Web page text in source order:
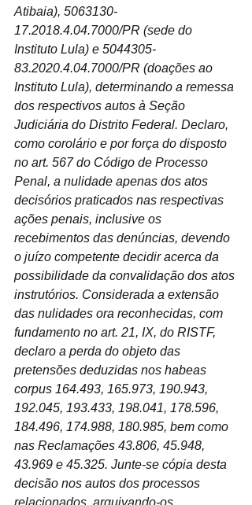
Atibaia), 5063130-
17.2018.4.04.7000/PR (sede do
Instituto Lula) e 5044305-
83.2020.4.04.7000/PR (doações ao
Instituto Lula), determinando a remessa
dos respectivos autos à Seção
Judiciária do Distrito Federal. Declaro,
como corolário e por força do disposto
no art. 567 do Código de Processo
Penal, a nulidade apenas dos atos
decisórios praticados nas respectivas
ações penais, inclusive os
recebimentos das denúncias, devendo
o juízo competente decidir acerca da
possibilidade da convalidação dos atos
instrutórios. Considerada a extensão
das nulidades ora reconhecidas, com
fundamento no art. 21, IX, do RISTF,
declaro a perda do objeto das
pretensões deduzidas nos habeas
corpus 164.493, 165.973, 190.943,
192.045, 193.433, 198.041, 178.596,
184.496, 174.988, 180.985, bem como
nas Reclamações 43.806, 45.948,
43.969 e 45.325. Junte-se cópia desta
decisão nos autos dos processos
relacionados, arquivando-os.